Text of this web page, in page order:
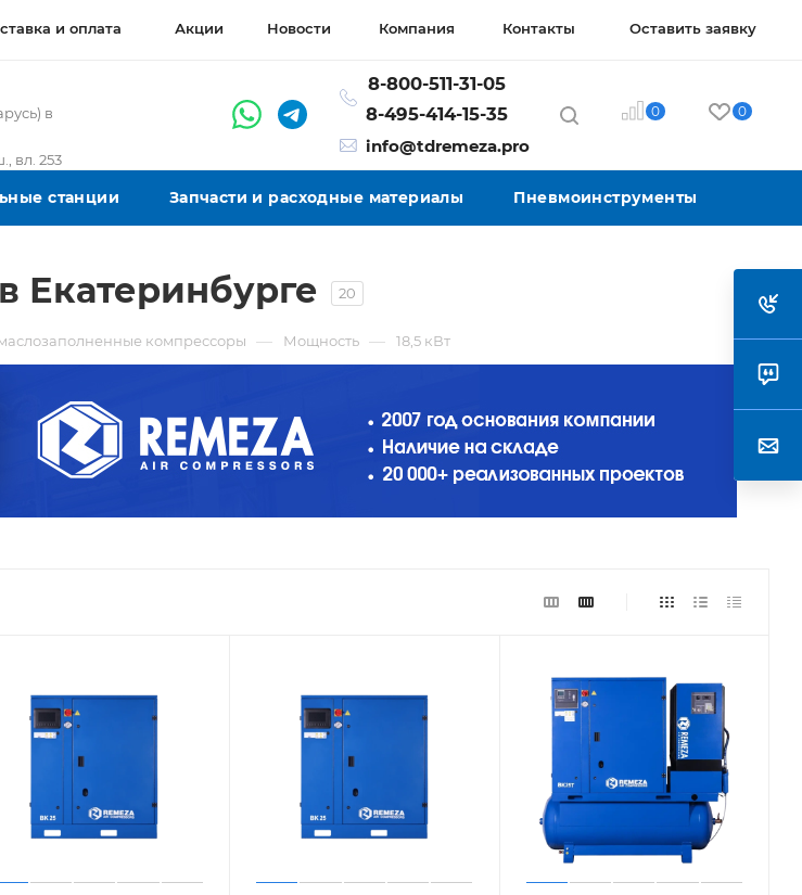
и оплата Акции Новости Компания Контакты Оставить заявку
в
вл. 253
8-800-511-31-05
8-495-414-15-35
info@tdremeza.pro
0 0
станции Запчасти и расходные материалы Пневмоинструменты
Екатеринбурге 20
компрессоры — Мощность — 18,5 кВт